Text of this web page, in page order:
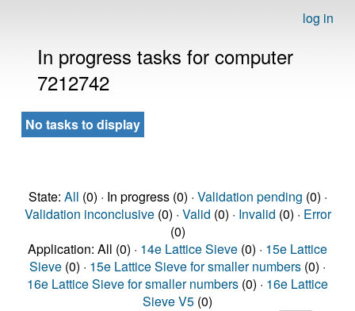
log in
In progress tasks for computer
7212742
No tasks to display
State: All (0) · In progress (0) · Validation pending (0) ·
Validation inconclusive(0) · Valid (0) · Invalid (0) · Error
(0)
Application: All (0) · 14e Lattice Sieve (0) · 15e Lattice
Sieve (0) · 15e Lattice Sieve for smaller numbers (0) ·
16e Lattice Sieve for smaller numbers (0) · 16e Lattice
Sieve V5 (0)